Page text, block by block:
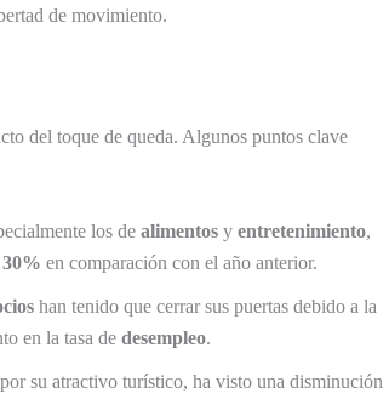
de movimiento.
del toque de queda. Algunos puntos clave
los de alimentos y entretenimiento,
30% en comparación con el año anterior.
han tenido que cerrar sus puertas debido a la
en la tasa de desempleo.
su atractivo turístico, ha visto una disminución